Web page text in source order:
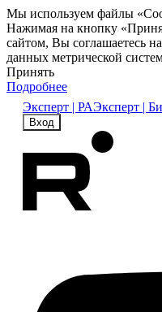
Мы используем файлы
Нажимая на кнопку
сайтом, Вы соглашаетесь
данных метрической
Принять
Подробнее
Эксперт | РАЭксперт |
Вход